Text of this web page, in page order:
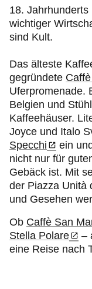
18.
wichtiger
sind Kult.
Das älteste
gegründete
Uferpromenade.
Belgien und
Kaffeehäuser.
Joyce und Italo
Specchi
ein
nicht nur für
Gebäck ist. Mit
der Piazza Unità
und Gesehen
Ob Caffè San
Stella Polare
–
eine Reise nach